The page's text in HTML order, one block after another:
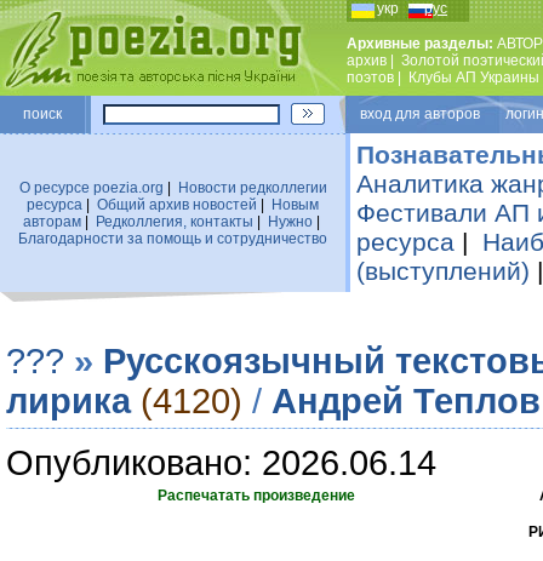
укр рус
Архивные разделы:
архив
Золотой
поэтов
Клубы АП Украины
поиск вход для авторов
О ресурсе poezia.org
Новости редколлегии
ресурса
Общий архив новостей
Новым
авторам| Редколлегия, контакты Нужно|
Благодарности за помощь и сотрудничество
Аналитика
Фестивали АП
ресурса |
(выступлений)
??? » Русскоязычный
лирика (4120) / Андрей Теплов
Опубликовано: 2026.06.14
Распечатать произведение